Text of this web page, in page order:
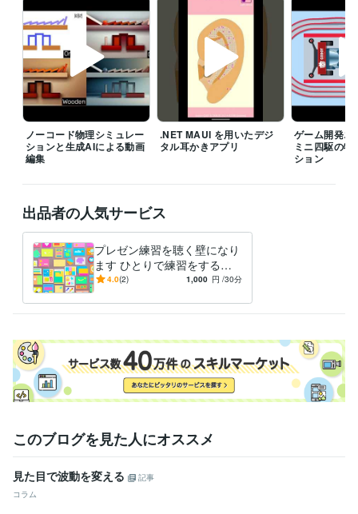
Godot Engine :1年.NET MAUI:0年 MATLAB:8年Julia:0年
学歴
奈良先端科学技術大学院大学 2012年3月 ~ 2018年2月
ノーコード物理シミュレー
ションと生成AIによる動画
編集
.NET MAUI を用いたデジ
タル耳かきアプリ
ゲーム開発エ
ミニ四駆の
ション
出品者の人気サービス
プレゼン練習を聴く壁になり
ます ひとりで練習をする、
あなたをサポートします。
4.0(2) 1,000 円 /30分
このブログを見た人にオススメ
見た目で波動を変える
記事
コラム